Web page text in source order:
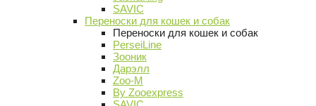
SAVIC
Переноски для кошек и собак
Переноски для кошек и собак
PerseiLine
Зооник
Дарэлл
Zoo-M
By Zooexpress